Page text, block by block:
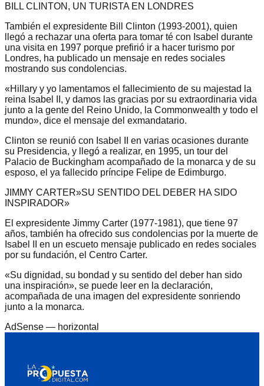
BILL CLINTON, UN TURISTA EN LONDRES
También el expresidente Bill Clinton (1993-2001), quien
llegó a rechazar una oferta para tomar té con Isabel durante
una visita en 1997 porque prefirió ir a hacer turismo por
Londres, ha publicado un mensaje en redes sociales
mostrando sus condolencias.
«Hillary y yo lamentamos el fallecimiento de su majestad la
reina Isabel II, y damos las gracias por su extraordinaria vida
junto a la gente del Reino Unido, la Commonwealth y todo el
mundo», dice el mensaje del exmandatario.
Clinton se reunió con Isabel II en varias ocasiones durante
su Presidencia, y llegó a realizar, en 1995, un tour del
Palacio de Buckingham acompañado de la monarca y de su
esposo, el ya fallecido príncipe Felipe de Edimburgo.
JIMMY CARTER»SU SENTIDO DEL DEBER HA SIDO
INSPIRADOR»
El expresidente Jimmy Carter (1977-1981), que tiene 97
años, también ha ofrecido sus condolencias por la muerte de
Isabel II en un escueto mensaje publicado en redes sociales
por su fundación, el Centro Carter.
«Su dignidad, su bondad y su sentido del deber han sido
una inspiración», se puede leer en la declaración,
acompañada de una imagen del expresidente sonriendo
junto a la monarca.
AdSense — horizontal